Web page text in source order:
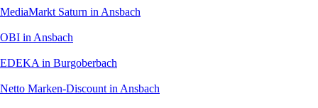
MediaMarkt Saturn in Ansbach
OBI in Ansbach
EDEKA in Burgoberbach
Netto Marken-Discount in Ansbach